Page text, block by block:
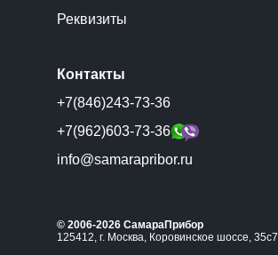
Реквизиты
Контакты
+7(846)243-73-36
+7(962)603-73-36
info@samarapribor.ru
© 2006-2026 СамараПрибор
125412, г. Москва, Коровинское шоссе, 35с7